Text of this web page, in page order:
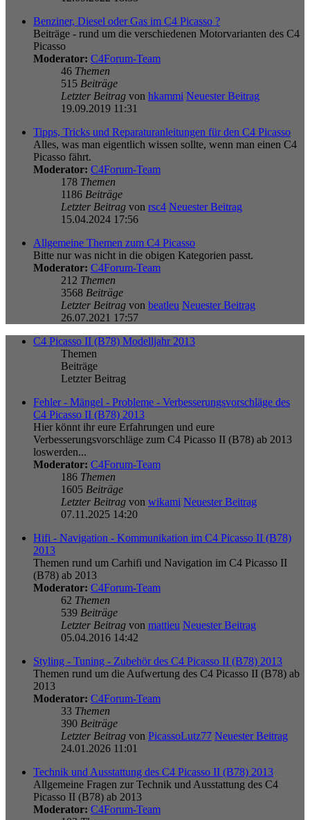
Benziner, Diesel oder Gas im C4 Picasso ?
Beiträge - rund um die verschiedenen Motorvarianten des C4
Picasso
Moderator: C4Forum-Team
46 Themen
515 Beiträge
Letzter Beitrag von hkammi Neuester Beitrag
19.09.2019 11:31
Tipps, Tricks und Reparaturanleitungen für den C4 Picasso
Alles, was man eigentlich wissen sollte, wenn man einen C4
Picasso fährt.
Moderator: C4Forum-Team
178 Themen
1186 Beiträge
Letzter Beitrag von rsc4 Neuester Beitrag
15.04.2024 17:56
Allgemeine Themen zum C4 Picasso
Bitte nur was nicht in die obigen Kategorien passt.
Moderator: C4Forum-Team
212 Themen
3568 Beiträge
Letzter Beitrag von beatleu Neuester Beitrag
26.07.2021 17:57
C4 Picasso II (B78) Modelljahr 2013
Themen
Beiträge
Letzter Beitrag
Fehler - Mängel - Probleme - Verbesserungsvorschläge des
C4 Picasso II (B78) 2013
Hier könnt ihr eure Erfahrungen und eure
Verbesserungsvorschläge zum C4 Picasso II (B78) ab 2013
loswerden...
Moderator: C4Forum-Team
186 Themen
1605 Beiträge
Letzter Beitrag von wikami Neuester Beitrag
07.11.2025 14:20
Hifi - Navigation - Kommunikation im C4 Picasso II (B78)
2013
Themen rund um Carhifi und Navigation im C4 Picasso II
(B78) ab 2013
Moderator: C4Forum-Team
62 Themen
539 Beiträge
Letzter Beitrag von mattieu Neuester Beitrag
05.04.2016 14:42
Styling - Tuning - Zubehör des C4 Picasso II (B78) 2013
Themen rund um die Aufwertung des C4 Picasso II (B78) ab
2013
Moderator: C4Forum-Team
33 Themen
390 Beiträge
Letzter Beitrag von PicassoLutz77 Neuester Beitrag
24.01.2026 11:01
Technik und Ausstattung des C4 Picasso II (B78) 2013
Allgemeine Fragen zur Technik und Ausstattung des C4
Picasso II (B78) ab 2013
Moderator: C4Forum-Team